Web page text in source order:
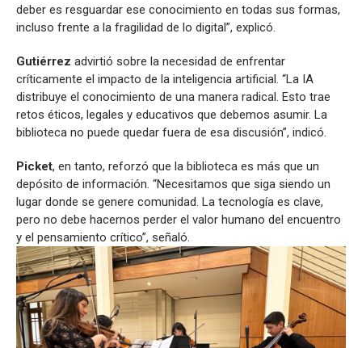
deber es resguardar ese conocimiento en todas sus formas,
incluso frente a la fragilidad de lo digital”, explicó.
Gutiérrez advirtió sobre la necesidad de enfrentar
críticamente el impacto de la inteligencia artificial. “La IA
distribuye el conocimiento de una manera radical. Esto trae
retos éticos, legales y educativos que debemos asumir. La
biblioteca no puede quedar fuera de esa discusión”, indicó.
Picket, en tanto, reforzó que la biblioteca es más que un
depósito de información. “Necesitamos que siga siendo un
lugar donde se genere comunidad. La tecnología es clave,
pero no debe hacernos perder el valor humano del encuentro
y el pensamiento crítico”, señaló.